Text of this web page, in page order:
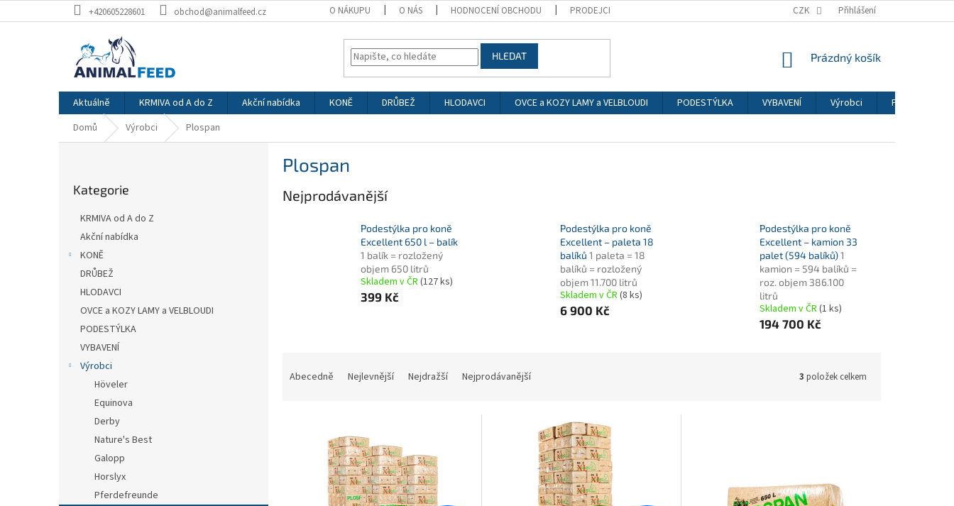
na
+420605228601 obchod@animalfeed.cz O NÁKUPU O NÁS HODNOCENÍ OBCHODU PRODEJCI CZK Přihlášení
HLEDAT
NÁKUPNÍ
Prázdný košík
Aktuálně KRMIVA od A do Z Akční nabídka KONĚ DRŮBEŽ HLODAVCI OVCE a KOZY LAMY a VELBLOUDI PODESTÝLKA VYBAVENÍ Výrobci PSI
Domů
Výrobci Plospan
kategorie
Kategorie
KRMIVA od A do Z
Akční nabídka
KONĚ
DRŮBEŽ
HLODAVCI
OVCE a KOZY LAMY a VELBLOUDI
PODESTÝLKA
VYBAVENÍ
Výrobci
Höveler
Equinova
Derby
Nature's Best
Galopp
Horslyx
Pferdefreunde
Plospan
Nejprodávanější
Podestýlka pro koně
Excellent 650 l – balík
1 balík = rozložený
objem 650 litrů
Skladem v ČR (127 ks)
399 Kč
Podestýlka pro koně
Excellent – paleta 18
balíků 1 paleta = 18
balíků = rozložený
objem 11.700 litrů
Skladem v ČR (8 ks)
6 900 Kč
Podestýlka pro koně
Excellent – kamion 33
palet (594 balíků)1
kamion = 594 balíků =
roz. objem 386.100
litrů
Skladem v ČR (1 ks)
194 700 Kč
Abecedně Nejlevnější Nejdražší Nejprodávanější 3 položek celkem